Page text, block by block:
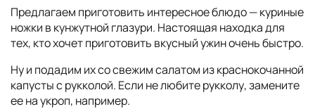
Предлагаем приготовить интересное блюдо — куриные
ножки в кунжутной глазури. Настоящая находка для
тех, кто хочет приготовить вкусный ужин очень быстро.
Ну и подадим их со свежим салатом из краснокочанной
капусты с рукколой. Если не любите рукколу, замените
ее на укроп, например.